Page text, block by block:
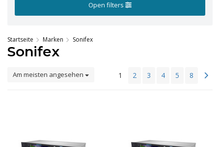
Open filters
Startseite Marken Sonifex
Sonifex
Am meisten angesehen 1 2 3 4 5 8